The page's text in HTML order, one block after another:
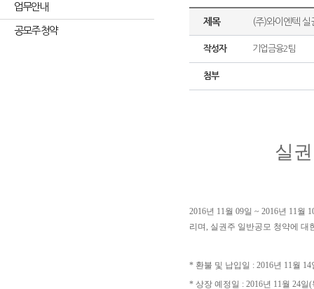
업무안내
공모주 청약
제목 (주)와이엔텍 실
작성자 기업금융2팀
첨부
실
2016년 11월 09일 ~ 2016년 11
리며, 실권주 일반공모 청약에 대
* 환불 및 납입일 : 2016년 11월 14
* 상장 예정일 : 2016년 11월 24일(